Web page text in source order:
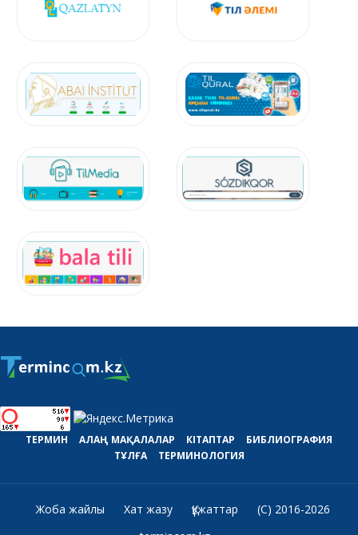
ТЕРМИН АЛАҢ МАҚАЛАЛАР КІТАПТАР
БИБЛИОГРАФИЯ
ТҰЛҒА
ТЕРМИНОЛОГИЯ
Жоба жайлы Хат жазу Құжаттар
(C) 2016-2026